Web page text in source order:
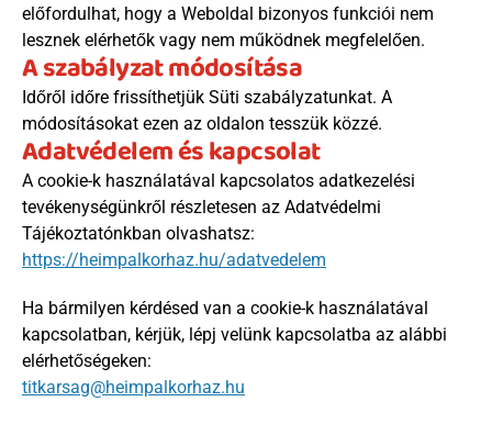
előfordulhat, hogy a Weboldal bizonyos funkciói nem
lesznek elérhetők vagy nem működnek megfelelően.
A szabályzat módosítása
Időről időre frissíthetjük Süti szabályzatunkat. A
módosításokat ezen az oldalon tesszük közzé.
Adatvédelem és kapcsolat
A cookie-k használatával kapcsolatos adatkezelési
tevékenységünkről részletesen az Adatvédelmi
https://heimpalkorhaz.hu/adatvedelem
Ha bármilyen kérdésed van a cookie-k használatával
kapcsolatban, kérjük, lépj velünk kapcsolatba az alábbi
elérhetőségeken:
titkarsag@heimpalkorhaz.hu